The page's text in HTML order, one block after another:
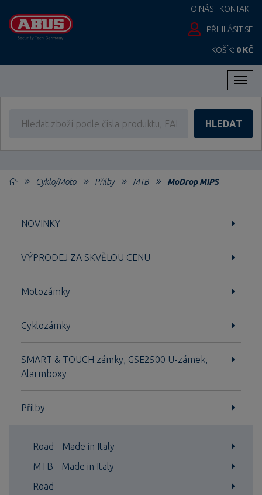
O NÁS KONTAKT
PŘIHLÁSIT SE
KOŠÍK: 0 KČ
HLEDAT
Cyklo/Moto Přilby MTB MoDrop MIPS
NOVINKY
VÝPRODEJ ZA SKVĚLOU CENU
Motozámky
Cyklozámky
SMART & TOUCH zámky, GSE2500 U-zámek,
Alarmboxy
Přilby
Road - Made in Italy
MTB - Made in Italy
Road